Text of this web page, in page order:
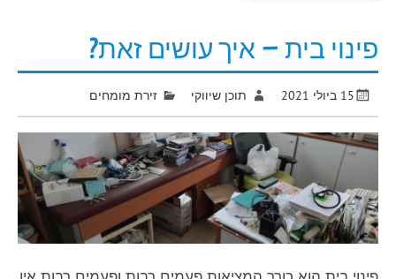
פינוי בית – איך עושים זאת?
15 ביולי 2021 תוכן שיווקי זירת מומחים